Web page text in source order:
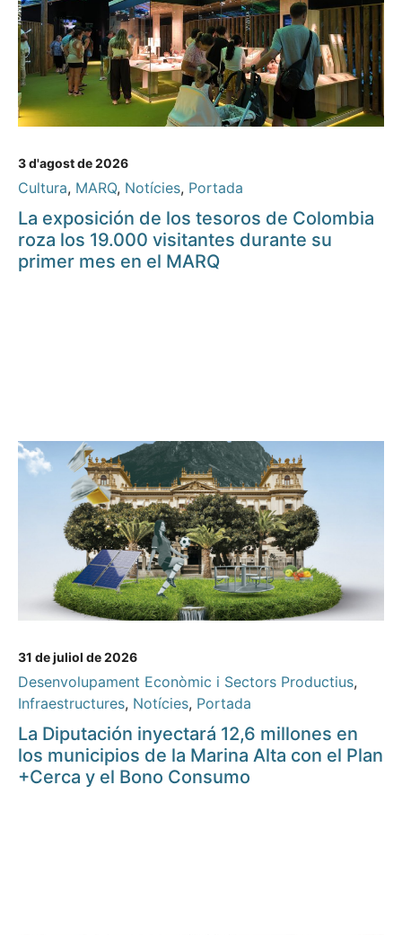
3 d'agost de 2026
Cultura, MARQ, Notícies, Portada
La exposición de los tesoros de Colombia
roza los 19.000 visitantes durante su
primer mes en el MARQ
31 de juliol de 2026
Desenvolupament Econòmic i Sectors Productius,
Infraestructures, Notícies, Portada
La Diputación inyectará 12,6 millones en
los municipios de la Marina Alta con el Plan
+Cerca y el Bono Consumo